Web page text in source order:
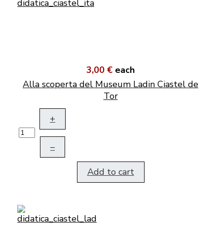
3,00 € each
Alla scoperta del Museum Ladin Ciastel de
Tor
+
–
Add to cart